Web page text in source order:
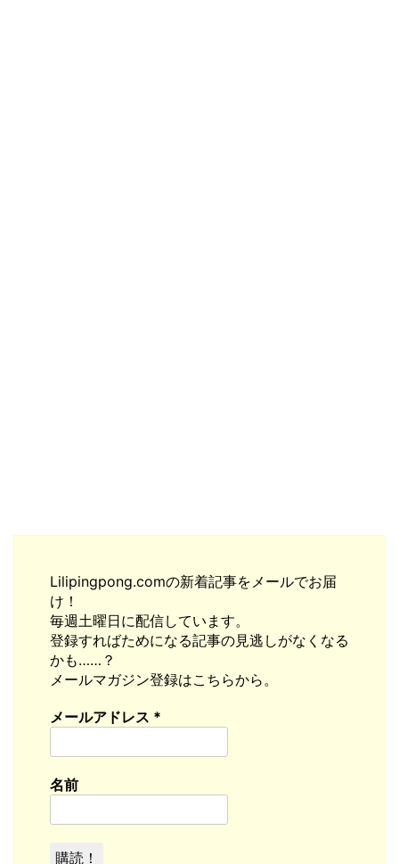
Lilipingpong.comの新着記事をメールでお届
け！
毎週土曜日に配信しています。
登録すればためになる記事の見逃しがなくなる
かも……？
メールマガジン登録はこちらから。
メールアドレス *
名前